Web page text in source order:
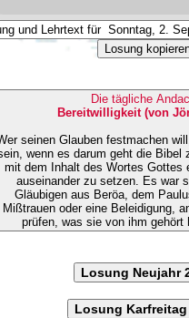
Losung
Die tägliche
Bereitwilligkeit (von
seinen Glauben festmachen
wenn es darum geht die Bibel
mit dem Inhalt des Wortes Gottes
auseinander zu setzen. Es war sicherlich von den
Gläubigen aus Beröa, dem
Mißtrauen oder eine Beleidigung,
prüfen, was sie von ihm gehört
Losung Neujahr
Losung Karfreitag